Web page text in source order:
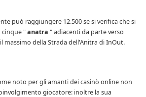
può raggiungere 12.500 se si verifica che si
cinque "anatra " adiacenti da parte verso
massimo della Strada dell'Anitra di InOut.
noto per gli amanti dei casinò online non
giocatore: inoltre la sua